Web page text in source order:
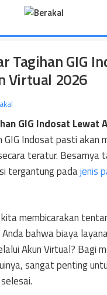
Tagihan GIG
Virtual 2026
GIG Indosat Lewat
Indosat pasti akan
teratur. Besarnya
tergantung padajenis
membicarakan
bahwa biaya
Akun Virtual? Bagi
sangat penting